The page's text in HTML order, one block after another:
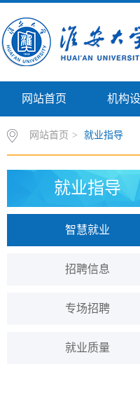
网站首页 机构
网站首页 > 就业指导
就业指导
智慧就业
招聘信息
专场招聘
就业质量